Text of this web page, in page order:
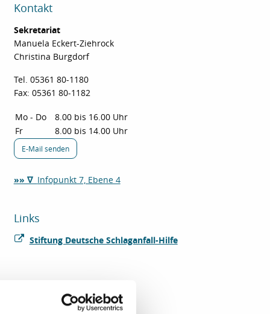
Kontakt
Sekretariat
Manuela Eckert-Ziehrock
Christina Burgdorf
Tel. 05361 80-1180
Fax: 05361 80-1182
Mo - Do
8.00 bis 16.00 Uhr
Fr
8.00 bis 14.00 Uhr
E-Mail senden
»» ∇ Infopunkt 7, Ebene 4
Links
Stiftung Deutsche Schlaganfall-Hilfe